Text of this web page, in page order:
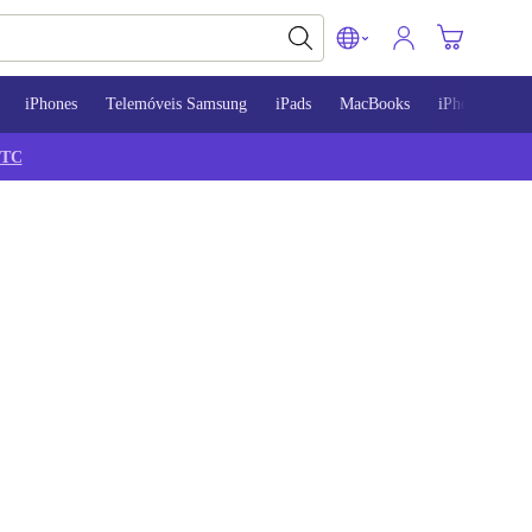
iPhones Telemóveis Samsung iPads MacBooks iPhone 13
TC